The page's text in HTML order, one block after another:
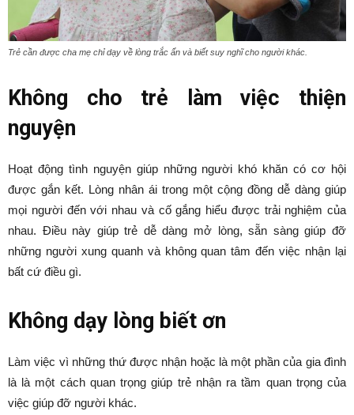
Trẻ cần được cha mẹ chỉ dạy về lòng trắc ẩn và biết suy nghĩ cho người khác.
Không cho trẻ làm việc thiện
nguyện
Hoạt động tình nguyện giúp những người khó khăn có cơ hội
được gắn kết. Lòng nhân ái trong một cộng đồng dễ dàng giúp
mọi người đến với nhau và cố gắng hiểu được trải nghiệm của
nhau. Điều này giúp trẻ dễ dàng mở lòng, sẵn sàng giúp đỡ
những người xung quanh và không quan tâm đến việc nhận lại
bất cứ điều gì.
Không dạy lòng biết ơn
Làm việc vì những thứ được nhận hoặc là một phần của gia đình
là là một cách quan trọng giúp trẻ nhận ra tầm quan trọng của
việc giúp đỡ người khác.